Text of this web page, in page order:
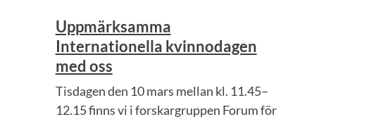
Uppmärksamma
Internationella kvinnodagen
med oss
Tisdagen den 10 mars mellan kl. 11.45–
12.15 finns vi i forskargruppen Forum för